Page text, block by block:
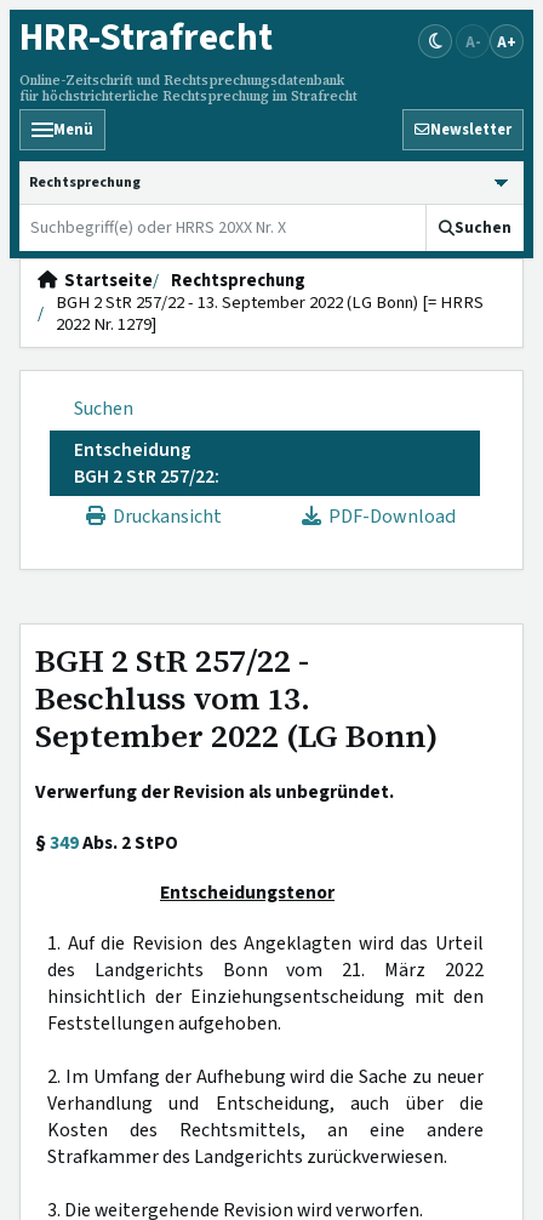
HRR-Strafrecht
Online-Zeitschrift und Rechtsprechungsdatenbank
für höchstrichterliche Rechtsprechung im Strafrecht
A- A+
Menü Newsletter
HRRS durchsuchen
Suchen
Startseite
Rechtsprechung
BGH 2 StR 257/22 - 13. September 2022 (LG Bonn) [= HRRS
2022 Nr. 1279]
Suchen
Entscheidung
BGH 2 StR 257/22:
Druckansicht
PDF-Download
BGH 2 StR 257/22 -
Beschluss vom 13.
September 2022 (LG Bonn)
Verwerfung der Revision als unbegründet.
§349Abs. 2 StPO
Entscheidungstenor
1. Auf die Revision des Angeklagten wird das Urteil
des Landgerichts Bonn vom 21. März 2022
hinsichtlich der Einziehungsentscheidung mit den
Feststellungen aufgehoben.
2. Im Umfang der Aufhebung wird die Sache zu neuer
Verhandlung und Entscheidung, auch über die
Kosten des Rechtsmittels, an eine andere
Strafkammer des Landgerichts zurückverwiesen.
3. Die weitergehende Revision wird verworfen.